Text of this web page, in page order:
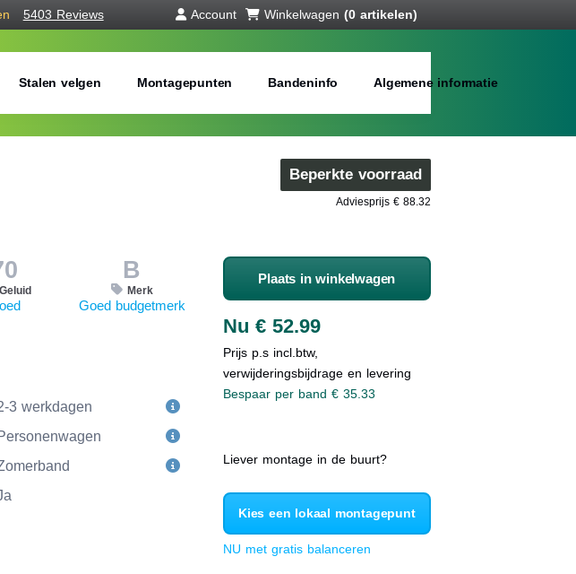
5403 Reviews Account Winkelwagen (0 artikelen)
Stalen velgen Montagepunten Bandeninfo Algemene informatie
Beperkte voorraad
Adviesprijs € 88.32
Geluid
B
Merk
Goed budgetmerk
3 werkdagen
Plaats in winkelwagen
Nu € 52.99
Prijs p.s incl.btw,
verwijderingsbijdrage en levering
Bespaar per band € 35.33
Liever montage in de buurt?
Kies een lokaal montagepunt
NU met gratis balanceren